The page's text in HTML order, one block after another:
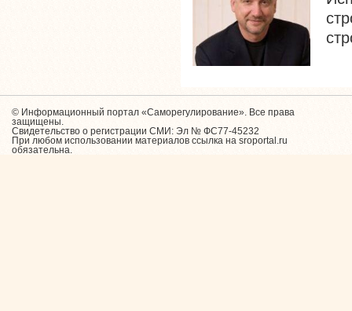
© Информационный портал «Саморегулирование». Все права
защищены.
Свидетельство о регистрации СМИ: Эл № ФС77-45232
При любом использовании материалов ссылка на sroportal.ru
обязательна.